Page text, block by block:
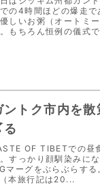
の4時間ほどの爆走
しいお粥（オートミ
もちろん恒例の儀式
ントク市内を
る
OF TIBETでの昼
すっかり顔馴染みに
マーグをぶらぶらす
本旅行記は20...